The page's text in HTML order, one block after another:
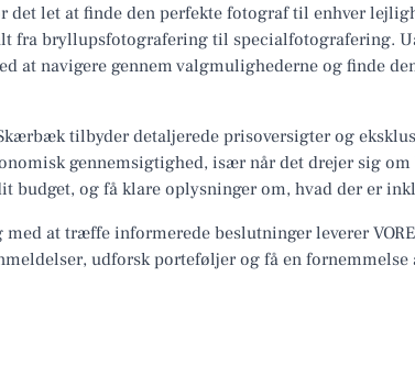
det let at finde den perfekte fotograf til enhver
fra bryllupsfotografering til specialfotografering.
at navigere gennem valgmulighederne og finde
Skærbæk tilbyder detaljerede prisoversigter og
gennemsigtighed, især når det drejer sig
budget, og få klare oplysninger om, hvad der er
at træffe informerede beslutninger leverer
udforsk porteføljer og få en